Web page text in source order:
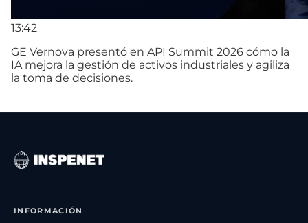
13:42
GE Vernova presentó en API Summit 2026 cómo la
IA mejora la gestión de activos industriales y agiliza
la toma de decisiones.
INFORMACIÓN